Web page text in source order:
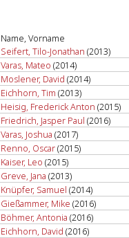
Name, Vorname
Seifert, Tilo-Jonathan (2013)
Varas, Mateo (2014)
Moslener, David (2014)
Eichhorn, Tim (2013)
Heisig, Frederick Anton (2015)
Friedrich, Jasper Paul (2016)
Varas, Joshua (2017)
Renno, Oscar(2015)
Kaiser, Leo (2015)
Greve, Jana (2013)
Knüpfer, Samuel (2014)
Gießammer, Mike (2016)
Böhmer, Antonia (2016)
Eichhorn, David (2016)